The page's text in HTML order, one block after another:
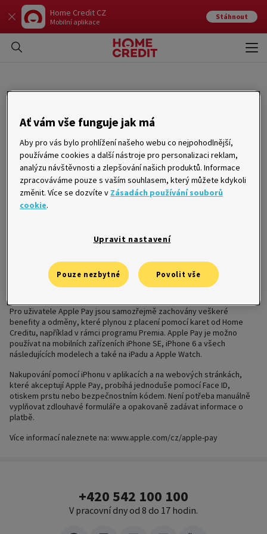
Home Credit CZ
Mobilní aplikace
Stáhnout
nově platit pomocí Apple Pay
18. 08. 2020
Společnost Home Credit přichází s další novinkou a umožňuje
tak svým zákazníkům používat snadnější a bezpečnější způsob
placení v obchodech a restauracích. Home Credit tak
placení pomocí Apple Pay na svých mobilních zařízeních.
Pokud zákazník používá k placení službu Apple Pay, číslo karty se
nikde neukládá ani nikam neodesílá. Každá transakce je autorizovaná
pomocí Face ID, otiskem prstu nebo bezpečnostním kódem.
Pro uživatele Apple Pay jsou samozřejmě zachovány veškeré
benefity a odměny, které plynou z placení pomocí karet od Home
Creditu, například v rámci programu Premia. Apple Pay je možno
používat na mobilních zařízeních iPhone SE, iPhone 6 a všech
následujících modelech a také na iPadu a Apple Watch.
Nakupování pomocí iPhonu v aplikacích a na webových stránkách,
které akceptují Apple Pay, probíhá jednoduše pomocí Face ID,
otiskem prstu nebo bezpečnostním kódem. Není potřeba manuálně
vyplňovat zdlouhavé formuláře a opakovaně zadávat informace o
platbě.
Více informací naleznete na: www.apple.com/cz/apple-pay
+420 542 100 100
V pracovní dny od 8 do 17 hodin.
Ať vám vše funguje jak má
Aby pro vás bylo prohlížení našeho webu co nejpohodlnější,
používáme cookies a další nástroje pro personalizaci reklam,
analýzu návštěvnosti a zlepšování našich produktů. Informace
zpracováváme pouze s vaším souhlasem, který můžete kdykoli
změnit. Více se dozvíte v Zásadách používání souborů
cookie.
Upravit nastavení
Pouze nezbytné Povolit vše